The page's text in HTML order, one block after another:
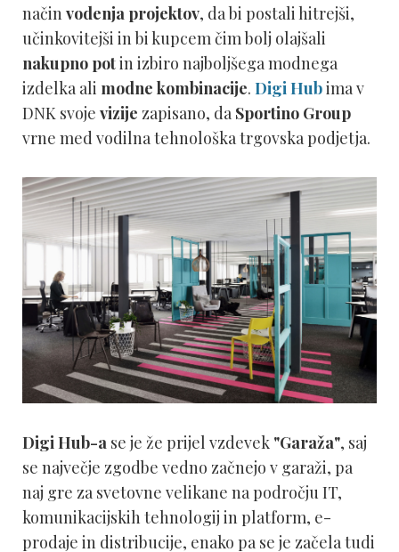
načinvodenja projektov, da bi postali hitrejši,
učinkovitejši in bi kupcem čim bolj olajšali
nakupno potin izbiro najboljšega modnega
izdelka ali modne kombinacije. Digi Hubima v
DNK svoje vizije zapisano, da Sportino Group
vrne med vodilna tehnološka trgovska podjetja.
Digi Hub-a se je že prijel vzdevek "Garaža", saj
se največje zgodbe vedno začnejo v garaži, pa
naj gre za svetovne velikane na področju IT,
komunikacijskih tehnologij in platform, e-
prodaje in distribucije, enako pa se je začela tudi